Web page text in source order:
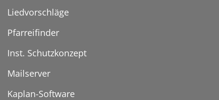
Liedvorschläge
Pfarreifinder
Inst. Schutzkonzept
Mailserver
Kaplan-Software